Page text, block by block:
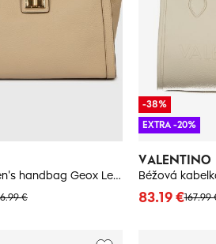
Beige women's handbag Geox Leonory - Women's
€
VALENTINO
Béžová
167.99
83.19 €
-38%
EXTRA -20%